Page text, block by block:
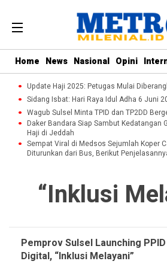
Home News Nasional Opini
Update Haji 2025: Petugas Mulai
Sidang Isbat: Hari Raya Idul Adha 6 Juni
Wagub Sulsel Minta TPID dan TP2DD
Daker Bandara Siap Sambut Kedatangan
Haji di Jeddah
Sempat Viral di Medsos Sejumlah Koper
Diturunkan dari Bus, Berikut
“Inklusi
Pemprov Sulsel Launching PPID
Digital, “Inklusi Melayani”